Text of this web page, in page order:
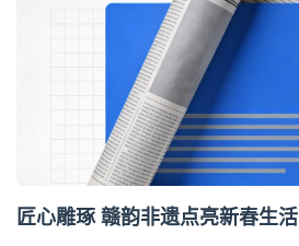
匠心雕琢 赣韵非遗点亮新春生活